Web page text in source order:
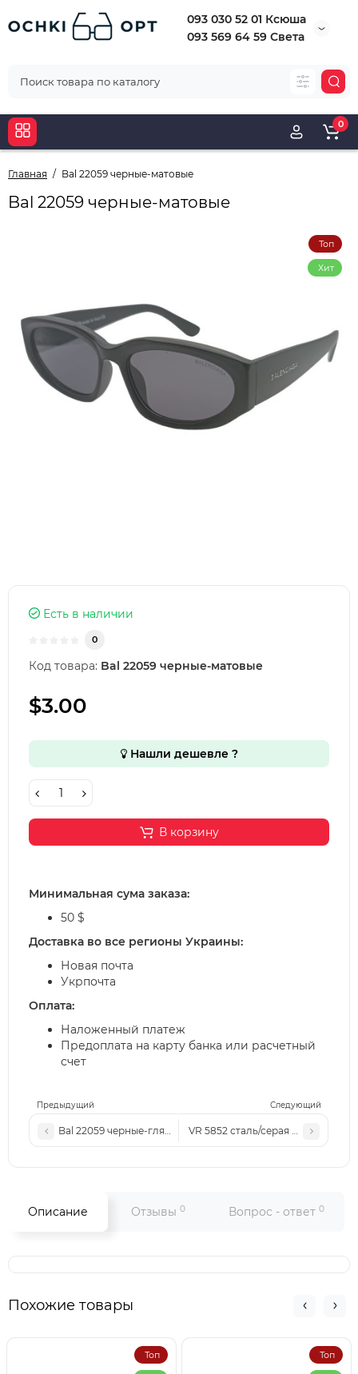
093 030 52 01 Ксюша
093 569 64 59 Света
0
Главная Bal 22059 черные-матовые
Bal 22059 черные-матовые
Топ
Хит
Предыдущий Следующий
Bal 22059 черные-глянцевые VR 5852 сталь/серая линза
Есть в наличии
0
Код товара: Bal 22059 черные-матовые
$3.00
Нашли дешевле ?
В корзину
Минимальная сума заказа:
50 $
Доставка во все регионы Украины:
Новая почта
Укрпочта
Оплата:
Наложенный платеж
Предоплата на карту банка или расчетный
счет
Описание Отзывы 0 Вопрос - ответ 0
Похожие товары
Топ Топ